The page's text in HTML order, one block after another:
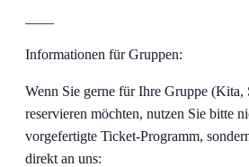
Informationen für Gruppen:
Wenn Sie gerne für Ihre Gruppe (Kita,
reservieren möchten, nutzen Sie bitte
vorgefertigte Ticket-Programm,
direkt an uns: